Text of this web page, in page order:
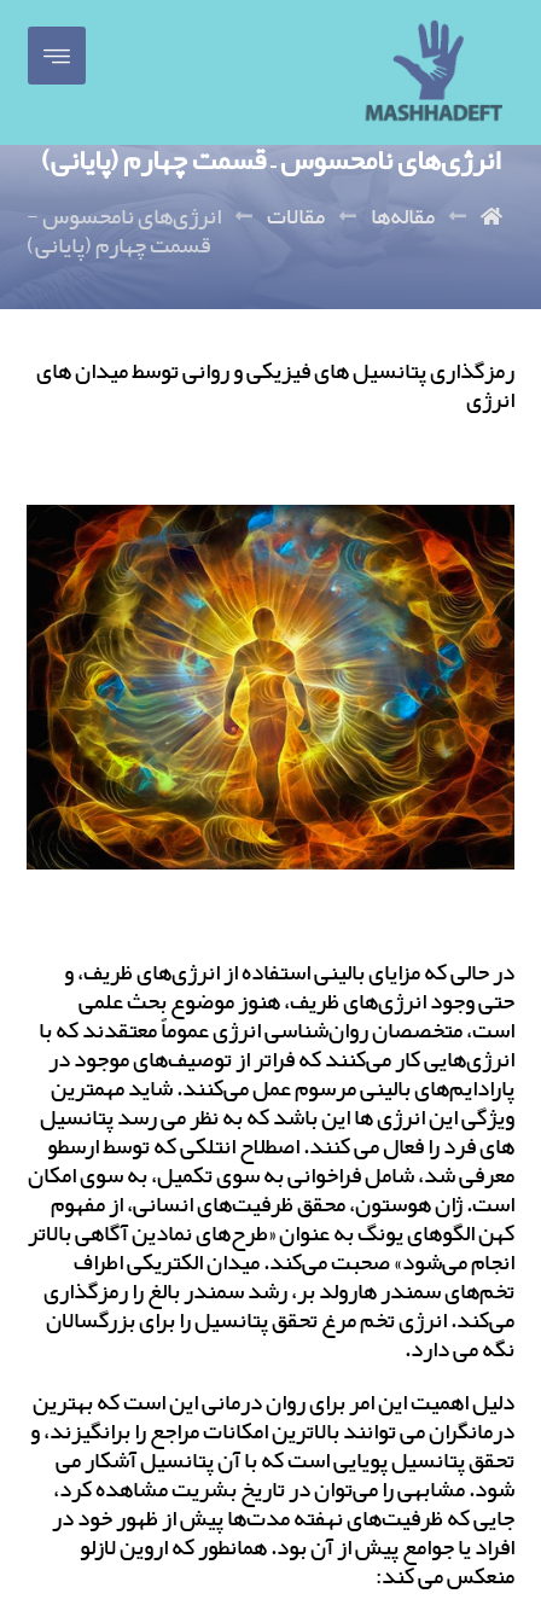
انرژی‌های نامحسوس – قسمت چهارم (پایانی)
مقاله‌ها مقالات
انرژی‌های نامحسوس -
قسمت چهارم (پایانی)
رمزگذاری پتانسیل های فیزیکی و روانی توسط میدان های
انرژی
در حالی که مزایای بالینی استفاده از انرژی‌های ظریف، و
حتی وجود انرژی‌های ظریف، هنوز موضوع بحث علمی
است، متخصصان روان‌شناسی انرژی عموماً معتقدند که با
انرژی‌هایی کار می‌کنند که فراتر از توصیف‌های موجود در
پارادایم‌های بالینی مرسوم عمل می‌کنند. شاید مهمترین
ویژگی این انرژی ها این باشد که به نظر می رسد پتانسیل
های فرد را فعال می کنند. اصطلاح انتلکی که توسط ارسطو
معرفی شد، شامل فراخوانی به سوی تکمیل، به سوی امکان
است. ژان هوستون، محقق ظرفیت‌های انسانی، از مفهوم
کهن الگوهای یونگ به عنوان «طرح‌های نمادین آگاهی بالاتر
انجام می‌شود» صحبت می‌کند. میدان الکتریکی اطراف
تخم‌های سمندر هارولد بر، رشد سمندر بالغ را رمزگذاری
می‌کند. انرژی تخم مرغتحقق پتانسیلرا برای بزرگسالان
نگه می دارد.
دلیل اهمیت این امر برای روان درمانی این است که بهترین
درمانگران می توانند بالاترین امکانات مراجع را برانگیزند، و
تحقق پتانسیلپویایی است که با آن پتانسیل آشکار می
شود. مشابهی را می‌توان در تاریخ بشریت مشاهده کرد،
جایی که ظرفیت‌های نهفته مدت‌ها پیش از ظهور خود در
افراد یا جوامع پیش از آن بود. همانطور که اروین لازلو
منعکس می کند: